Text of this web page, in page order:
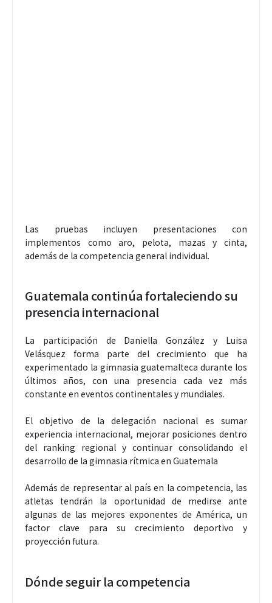
Las pruebas incluyen presentaciones con
implementos como aro, pelota, mazas y cinta,
además de la competencia general individual.
Guatemala continúa fortaleciendo su
presencia internacional
La participación de Daniella González y Luisa
Velásquez forma parte del crecimiento que ha
experimentado la gimnasia guatemalteca durante los
últimos años, con una presencia cada vez más
constante en eventos continentales y mundiales.
El objetivo de la delegación nacional es sumar
experiencia internacional, mejorar posiciones dentro
del ranking regional y continuar consolidando el
desarrollo de la gimnasia rítmica en Guatemala
Además de representar al país en la competencia, las
atletas tendrán la oportunidad de medirse ante
algunas de las mejores exponentes de América, un
factor clave para su crecimiento deportivo y
proyección futura.
Dónde seguir la competencia